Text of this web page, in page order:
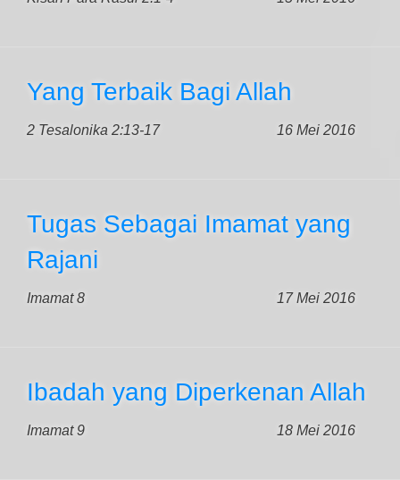
Yang Terbaik Bagi Allah
2 Tesalonika 2:13-17 16 Mei 2016
Tugas Sebagai Imamat yang
Rajani
Imamat 8 17 Mei 2016
Ibadah yang Diperkenan Allah
Imamat 9 18 Mei 2016